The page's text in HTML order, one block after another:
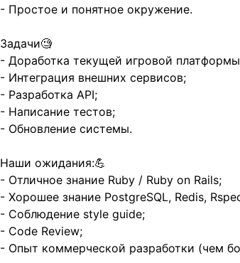
- Простое и понятное окружение.
Задачи🧐
- Доработка текущей игровой
- Интеграция внешних сервисов;
- Разработка API;
- Написание тестов;
- Обновление системы.
Наши ожидания:💪
- Отличное знание Ruby / Ruby on Rails;
- Хорошее знание PostgreSQL, Redis,
- Соблюдение style guide;
- Code Review;
- Опыт коммерческой разработки (чем